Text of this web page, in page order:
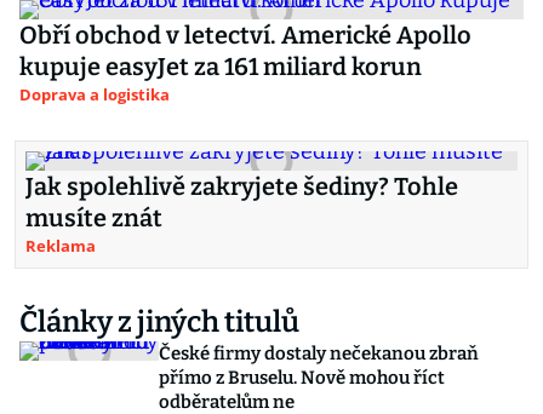
Obří obchod v letectví. Americké Apollo
kupuje easyJet za 161 miliard korun
Doprava a logistika
Jak spolehlivě zakryjete šediny? Tohle
musíte znát
Reklama
Články z jiných titulů
České firmy dostaly nečekanou zbraň
přímo z Bruselu. Nově mohou říct
odběratelům ne